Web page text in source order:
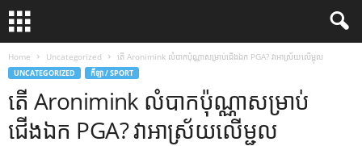
Home Uncategorized តើ Aronimink លំបាកប៉ុណ្ណាសម្រាប់ជើងឯក PGA? វាអាស្រ័យលើម្ជុល
UNCATEGORIZED កីឡា / SPORT
តើ Aronimink លំបាកប៉ុណ្ណាសម្រាប់
ជើងឯក PGA? វាអាស្រ័យលើម្ជុល